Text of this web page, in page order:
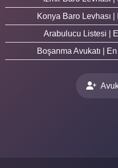
Konya Baro Levhası
Arabulucu Listesi |
Boşanma Avukatı |